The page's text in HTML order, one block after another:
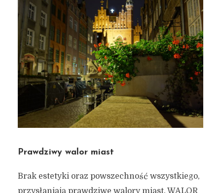
Prawdziwy walor miast
Brak estetyki oraz powszechność wszystkiego,
przysłaniają prawdziwe walory miast. WALOR